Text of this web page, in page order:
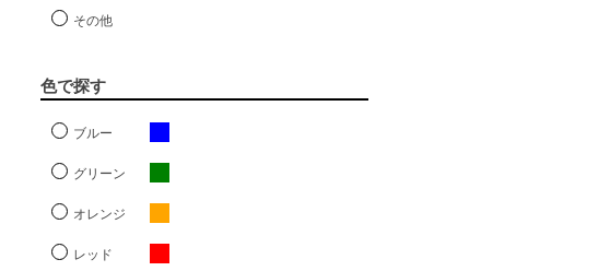
その他
色で探す
ブルー
グリーン
オレンジ
レッド